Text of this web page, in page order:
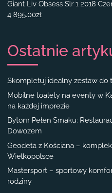
Giant Liv Obsess Slr 1 2018
4 895.00zł
Ostatnie
Skompletuj idealny zestaw do
Mobilne toalety na eventy w
na każdej imprezie
Bytom Pełen Smaku:
Dowozem
Geodeta z Kościana –
Wielkopolsce
Mastersport – sportowy
rodziny